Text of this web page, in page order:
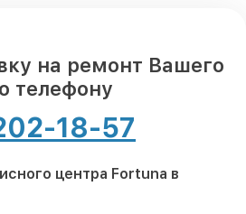
на ремонт Вашего
телефону
18-57
центра Fortuna в